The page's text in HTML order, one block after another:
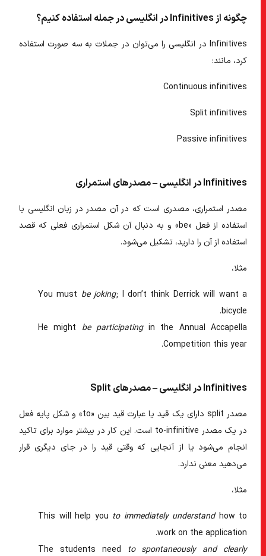
چگونه از Infinitives در انگلیسی در جمله استفاده کنیم؟
Infinitives در انگلیسی
را می‌توان در جملات به سه صورت استفاده
کرد، مانند:
Continuous infinitives
Split infinitives
Passive infinitives
Infinitives در انگلیسی – مصدرهای استمراری
مصدر استمراری، مصدری است که در آنمصدر در زبان انگلیسیبا
استفاده از فعل «be» و به دنبال آن شکل استمراری فعلی که قصد
استفاده از آن را دارید، تشکیل می‌شود.
مثلا،
You mustbe joking ; I don’t think Derrick will want a
bicycle.
He mightbe participating in the Annual Accapella
Competition this year.
Infinitives در انگلیسی – مصدرهای Split
مصدر split دارای یک قید یا عبارت قید بین «to» و شکل پایه فعل
در یک مصدر to-infinitive است. این کار در بیشتر موارد برای تاکید
انجام می‌شود یا از آنجایی که وقتی قید را در جای دیگری قرار
می‌دهید معنی ندارد.
مثلا،
This will help youto immediately understandhow to
work on the application.
The students needto spontaneously and clearly